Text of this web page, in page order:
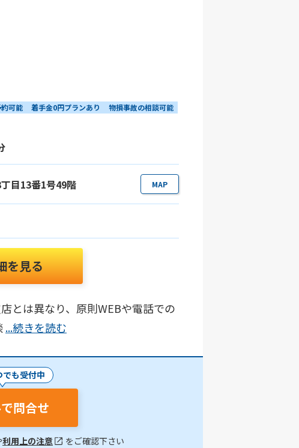
可能 着手金0円プランあり
物損事故の相談可能
目13番1号49階 MAP
を見る
とは異なり、原則WEBや電話での
...続きを読む
でも受付中
問合せ
利用上の注意 をご確認下さい